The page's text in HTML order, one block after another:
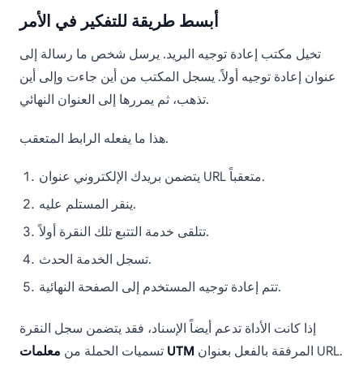
أبسط طريقة للتفكير في الأمر
تخيل مكتب إعادة توجيه البريد. يرسل شخص ما رسالة إلى
عنوان إعادة توجيه أولاً. يسجل المكتب من أين جاءت وإلى أين
تذهب، ثم يمررها إلى العنوان النهائي.
هذا ما يفعله الرابط المتعقب.
يتضمن بريدك الإلكتروني عنوان URL متعقباً.
ينقر المستلم عليه.
تتلقى خدمة التتبع تلك النقرة أولاً.
تسجل الخدمة الحدث.
تتم إعادة توجيه المستخدم إلى الصفحة النهائية.
إذا كانت الأداة تدعم أيضاً الإسناد، فقد يتضمن سجل النقرة
تسميات الحملة من معلمات UTM المرفقة بالفعل بعنوان URL.